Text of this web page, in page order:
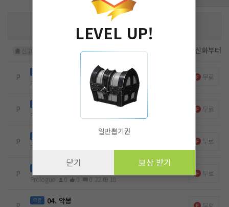
님을 위해 작품을 응원해주세요!
작가님에게 큰 힘이 됩니다
후원하기
신고 최신화부터
P
Prologue 0 22.09.17
무료
P 01. 대공가 몰살 의뢰(1)
Prologue
무료
P 02. 대공가 몰살 의뢰 (2)
Prologue
무료
P 03. 대공가 몰살 의뢰 (3)
Prologue 0 0 0 22.09.18
무료
무료 04. 악몽 무료
LEVEL UP!
일반뽑기권
닫기 보상 받기